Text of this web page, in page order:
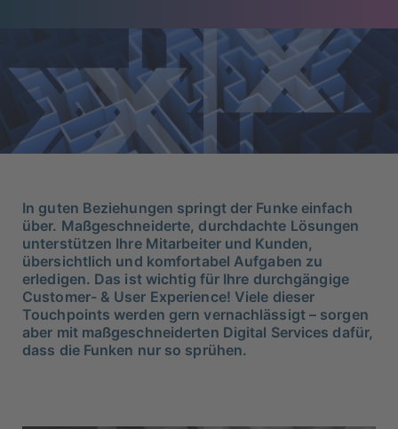
In guten Beziehungen springt der Funke einfach
über. Maßgeschneiderte, durchdachte Lösungen
unterstützen Ihre Mitarbeiter und Kunden,
übersichtlich und komfortabel Aufgaben zu
erledigen. Das ist wichtig für Ihre durchgängige
Customer- & User Experience! Viele dieser
Touchpoints werden gern vernachlässigt – sorgen
aber mit maßgeschneiderten Digital Services dafür,
dass die Funken nur so sprühen.